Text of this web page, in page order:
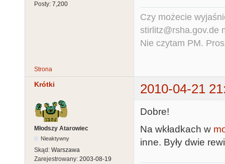
Posty: 7,200
Czy możecie
stirlitz@rsha.gov.de
Nie czytam PM.
Strona
Krótki 2010-04-21
Młodszy Atarowiec
Nieaktywny
Skąd: Warszawa
Zarejestrowany: 2003-08-19
Dobre!
Na wkładkach w
inne. Były dwie